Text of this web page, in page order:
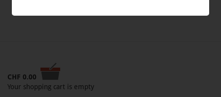
CHF 0.00
Your shopping cart is empty